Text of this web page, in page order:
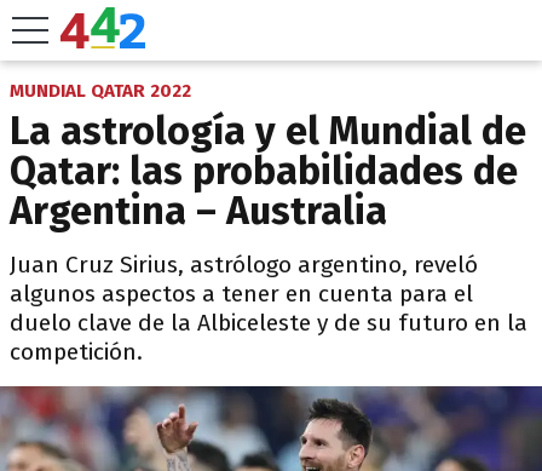
MUNDIAL QATAR 2022
La astrología y el Mundial de
Qatar: las probabilidades de
Argentina – Australia
Juan Cruz Sirius, astrólogo argentino, reveló
algunos aspectos a tener en cuenta para el
duelo clave de la Albiceleste y de su futuro en la
competición.